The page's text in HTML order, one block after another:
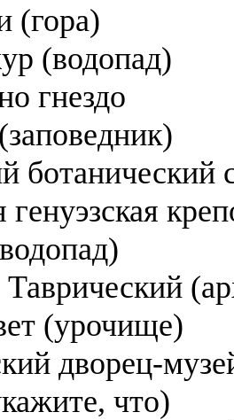
(гора)
(водопад)
гнездо
ботанический
генуэзская
(урочище)
дворец-
что)